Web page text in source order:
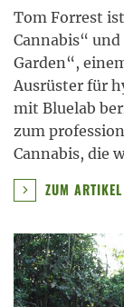
Tom Forrest
Cannabis“
Garden“,
Ausrüster für
mit Bluelab
zum
Cannabis, die
ZUM ARTIKEL